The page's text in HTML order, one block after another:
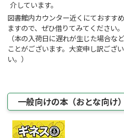
介しています。
図書館内カウンター近くにておすす
ますので、ぜひ借りてみてください。
（本の入荷日に遅れが生じた場合な
ことがございます。大変申し訳ござ
い。）
一般向けの本（おとな向け）